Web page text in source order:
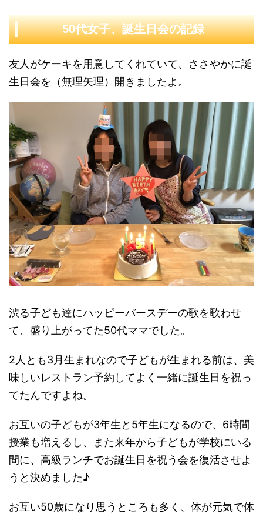
50代女子、誕生日会の記録
友人がケーキを用意してくれていて、ささやかに誕
生日会を（無理矢理）開きましたよ。
渋る子ども達にハッピーバースデーの歌を歌わせ
て、盛り上がってた50代ママでした。
2人とも3月生まれなので子どもが生まれる前は、美
味しいレストラン予約してよく一緒に誕生日を祝っ
てたんですよね。
お互いの子どもが3年生と5年生になるので、6時間
授業も増えるし、また来年から子どもが学校にいる
間に、高級ランチでお誕生日を祝う会を復活させよ
うと決めました♪
お互い50歳になり思うところも多く、体が元気で体